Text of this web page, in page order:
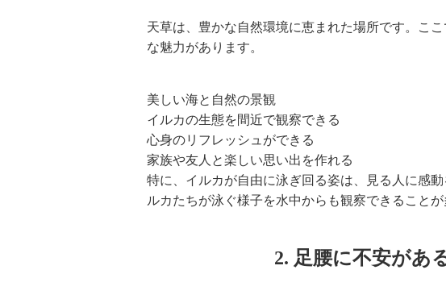
天草は、豊かな自然環境に恵まれた場所です。こ
な魅力があります。
美しい海と自然の景観
イルカの生態を間近で観察できる
心身のリフレッシュができる
家族や友人と楽しい思い出を作れる
特に、イルカが自由に泳ぎ回る姿は、見る人に感
ルカたちが泳ぐ様子を水中からも観察できることが
2. 足腰に不安があ